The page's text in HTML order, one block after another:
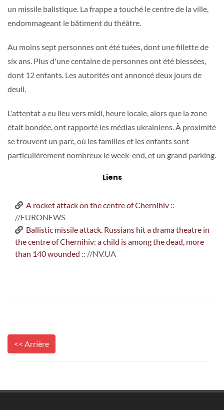
un missile balistique. La frappe a touché le centre de la ville,
endommageant le bâtiment du théâtre.
Au moins sept personnes ont été tuées, dont une fillette de
six ans. Plus d'une centaine de personnes ont été blessées,
dont 12 enfants. Les autorités ont annoncé deux jours de
deuil.
L'attentat a eu lieu vers midi, heure locale, alors que la zone
était bondée, ont rapporté les médias ukrainiens. À proximité
se trouvent un parc, où les familles et les enfants sont
particulièrement nombreux le week-end, et un grand parking.
Liens
A rocket attack on the centre of Chernihiv ::
//EURONEWS
Ballistic missile attack. Russians hit a drama theatre in
the centre of Chernihiv: a child is among the dead, more
than 140 wounded :: //NV.UA
<< Arrière